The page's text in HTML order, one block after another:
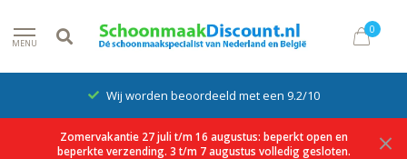
MENU
0
Wij worden beoordeeld met een 9.2/10
Zomervakantie 27 juli t/m 16 augustus: beperkt open en
beperkte verzending. 3 t/m 7 augustus volledig gesloten.